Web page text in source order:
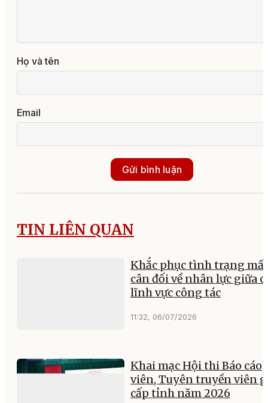
Họ và tên
Email
Gửi bình luận
TIN LIÊN QUAN
Khắc phục tình trạng mất
cân đối về nhân lực giữa
lĩnh vực công tác
11:32, 06/07/2026
Khai mạc Hội thi Báo cáo
viên, Tuyên truyền viên
cấp tỉnh năm 2026